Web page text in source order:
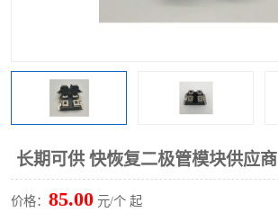
长期可供 快恢复二极管模块供应商
价格： 85.00 元/个 起